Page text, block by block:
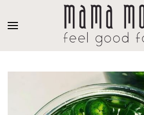
Overslaan en naar de inhoud gaan